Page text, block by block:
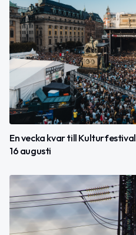
En vecka kvar till
16 augusti